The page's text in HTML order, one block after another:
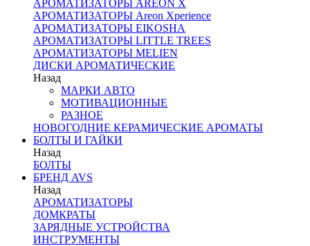
АРОМАТИЗАТОРЫ AREON X
АРОМАТИЗАТОРЫ Areon Xperience
АРОМАТИЗАТОРЫ EIKOSHA
АРОМАТИЗАТОРЫ LITTLE TREES
АРОМАТИЗАТОРЫ MELIEN
ДИСКИ АРОМАТИЧЕСКИЕ
Назад
МАРКИ АВТО
МОТИВАЦИОННЫЕ
РАЗНОЕ
НОВОГОДНИЕ КЕРАМИЧЕСКИЕ АРОМАТЫ
БОЛТЫ И ГАЙКИ
Назад
БОЛТЫ
БРЕНД AVS
Назад
АРОМАТИЗАТОРЫ
ДОМКРАТЫ
ЗАРЯДНЫЕ УСТРОЙСТВА
ИНСТРУМЕНТЫ